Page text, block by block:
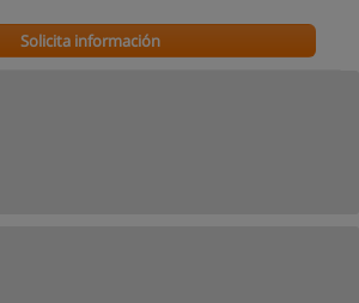
Solicita información